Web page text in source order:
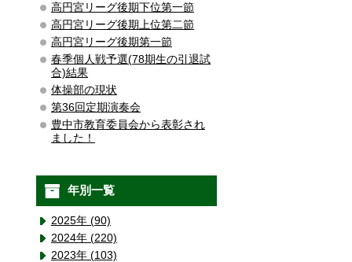
高円宮リーグ後期下位第一節
高円宮リーグ後期上位第二節
高円宮リーグ後期第一節
春季個人戦予選(78期生の引退試
合)結果
体操部の現状
第36回定期演奏会
豊中市教育委員会から表彰され
ました！
年別一覧
2025年 (90)
2024年 (220)
2023年 (103)